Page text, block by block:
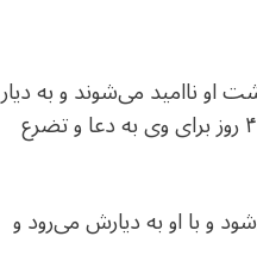
او ناامید می‌شوند و به دیار
خود بازمی‌گردند. یکی از مریدان که در سفر با وی نبوده به امید بازگشت او به روم سفر می‌کند و در آنجا ۴۰ روز برای وی به دعا و تضرع
و با او به دیارش می‌رود و